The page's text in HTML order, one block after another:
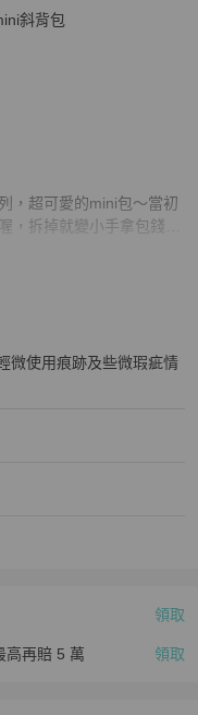
背包 小廢包
斜背包
，超可愛的mini包～當初
，拆掉就變小手拿包錢包
微使用痕跡及些微瑕疵情
領取
高再賠 5 萬 領取